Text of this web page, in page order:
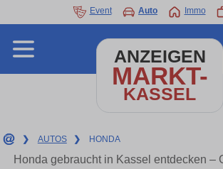
Event Auto Immo
ANZEIGEN
MARKT-
KASSEL
❯ AUTOS ❯ HONDA
Honda gebraucht in Kassel entdecken –